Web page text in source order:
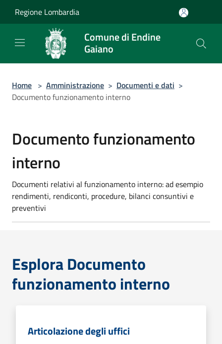
Regione Lombardia
Comune di Endine
Gaiano
Home > Amministrazione > Documenti e dati >
Documento funzionamento interno
Documento funzionamento
interno
Documenti relativi al funzionamento interno: ad esempio
rendimenti, rendiconti, procedure, bilanci consuntivi e
preventivi
Esplora Documento
funzionamento interno
Articolazione degli uffici